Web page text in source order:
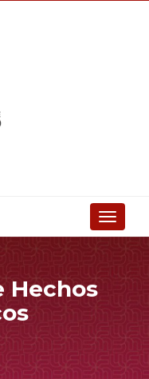
Toggle
Hechos